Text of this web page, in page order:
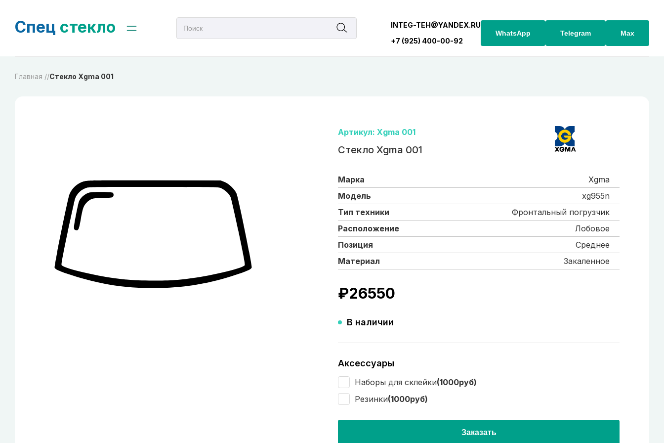
Спец стекло
INTEG-TEH@YANDEX.RU
+7 (925) 400-00-92
WhatsApp Telegram Max
Главная //Стекло Xgma 001
Артикул: Xgma 001
Стекло Xgma 001
Марка
Xgma
Модель
xg955n
Тип техники
Фронтальный погрузчик
Расположение
Лобовое
Позиция
Среднее
Материал
Закаленное
₽26550
В наличии
Аксессуары
Наборы для склейки(1000руб)
Резинки(1000руб)
Заказать